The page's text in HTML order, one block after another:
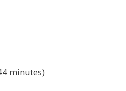
minutes)